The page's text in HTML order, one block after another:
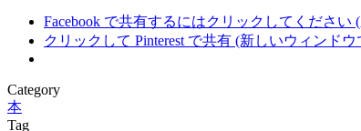
Facebook で共有するにはクリックしてくださ
クリックして Pinterest で共有 (新しいウィンド
Category
本
Tag